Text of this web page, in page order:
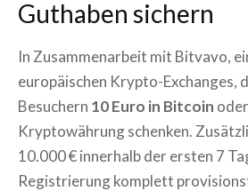
Guthaben sichern
In Zusammenarbeit mit Bitvavo,
europäischen Krypto-Exchanges,
Besuchern 10 Euro in Bitcoin
Kryptowährung schenken.
10.000 € innerhalb der ersten 7
Registrierung komplett